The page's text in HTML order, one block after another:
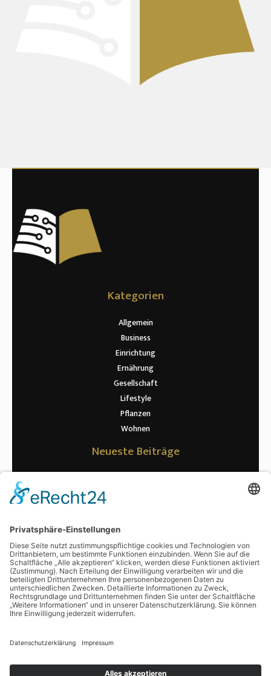
Kategorien
Allgemein
Business
Einrichtung
Ernährung
Gesellschaft
Lifestyle
Pflanzen
Wohnen
Neueste Beiträge
Warum die richtige Riemenspannung für Maschinen so wichtig ist
Wenn kurze Wege zur Datenpannen führen: Was Rechenzentren bei
Erwartung vs. Realität: Was nach der Kryolipolyse wirklich passiert
Von Polarlichtern bis Safari: Unvergessliche Abenteuer warten auf
Sie
Schlagwörter
digitalisieren